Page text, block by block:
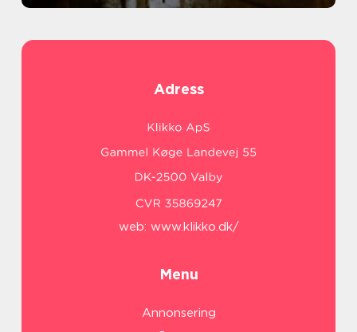
Adress
web: www.klikko.dk/
Menu
Annonsering